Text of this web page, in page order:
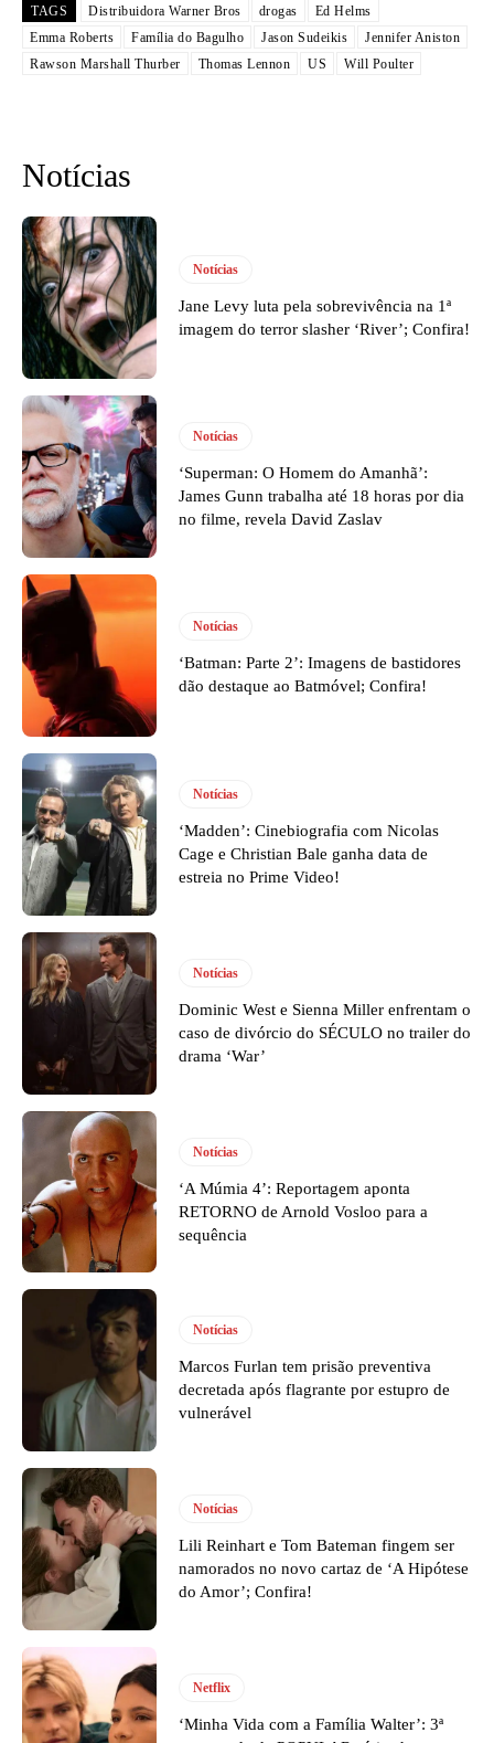
TAGS Distribuidora Warner Bros drogas
Ed Helms
Emma Roberts
Família do Bagulho Jason Sudeikis
Jennifer Aniston
Rawson Marshall Thurber
Thomas Lennon US Will Poulter
Notícias
Notícias
Jane Levy luta pela sobrevivência na 1ª
imagem do terror slasher ‘River’; Confira!
Notícias
‘Superman: O Homem do Amanhã’:
James Gunn trabalha até 18 horas por dia
no filme, revela David Zaslav
Notícias
‘Batman: Parte 2’: Imagens de bastidores
dão destaque ao Batmóvel; Confira!
Notícias
‘Madden’: Cinebiografia com Nicolas
Cage e Christian Bale ganha data de
estreia no Prime Video!
Notícias
Dominic West e Sienna Miller enfrentam o
caso de divórcio do SÉCULO no trailer do
drama ‘War’
Notícias
‘A Múmia 4’: Reportagem aponta
RETORNO de Arnold Vosloo para a
sequência
Notícias
Marcos Furlan tem prisão preventiva
decretada após flagrante por estupro de
vulnerável
Notícias
Lili Reinhart e Tom Bateman fingem ser
namorados no novo cartaz de ‘A Hipótese
do Amor’; Confira!
Netflix
‘Minha Vida com a Família Walter’: 3ª